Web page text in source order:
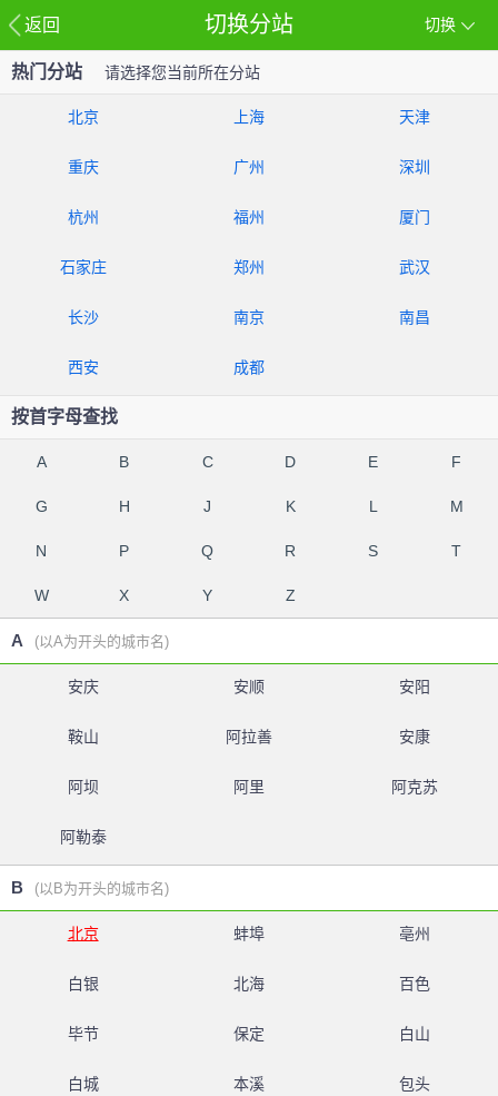
返回 切换
切换分站
热门分站 请选择您当前所在分站
北京 上海 天津
重庆 广州 深圳
杭州 福州 厦门
石家庄 郑州 武汉
长沙 南京 南昌
西安 成都
按首字母查找
A B C D E F
G H J K L M
N P Q R S T
W X Y Z
A (以A为开头的城市名)
安庆 安顺 安阳
鞍山 阿拉善 安康
阿坝 阿里 阿克苏
阿勒泰
B (以B为开头的城市名)
北京 蚌埠 亳州
白银 北海 百色
毕节 保定 白山
白城 本溪 包头